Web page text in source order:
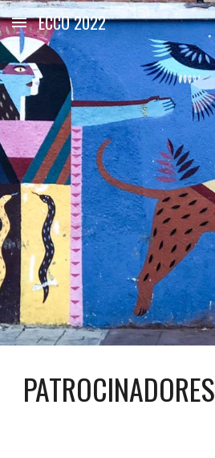
Skip to main content
ECCO 2022
PATROCINADORES